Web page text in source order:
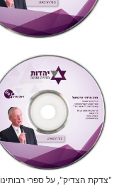
"צדקת הצדיק",על ספרי רבותינו